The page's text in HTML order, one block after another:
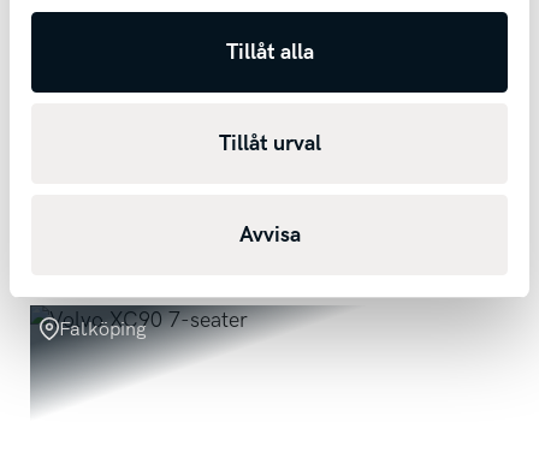
Tillåt alla
Tillåt urval
Avvisa
Nissan Qashqai
Falköping